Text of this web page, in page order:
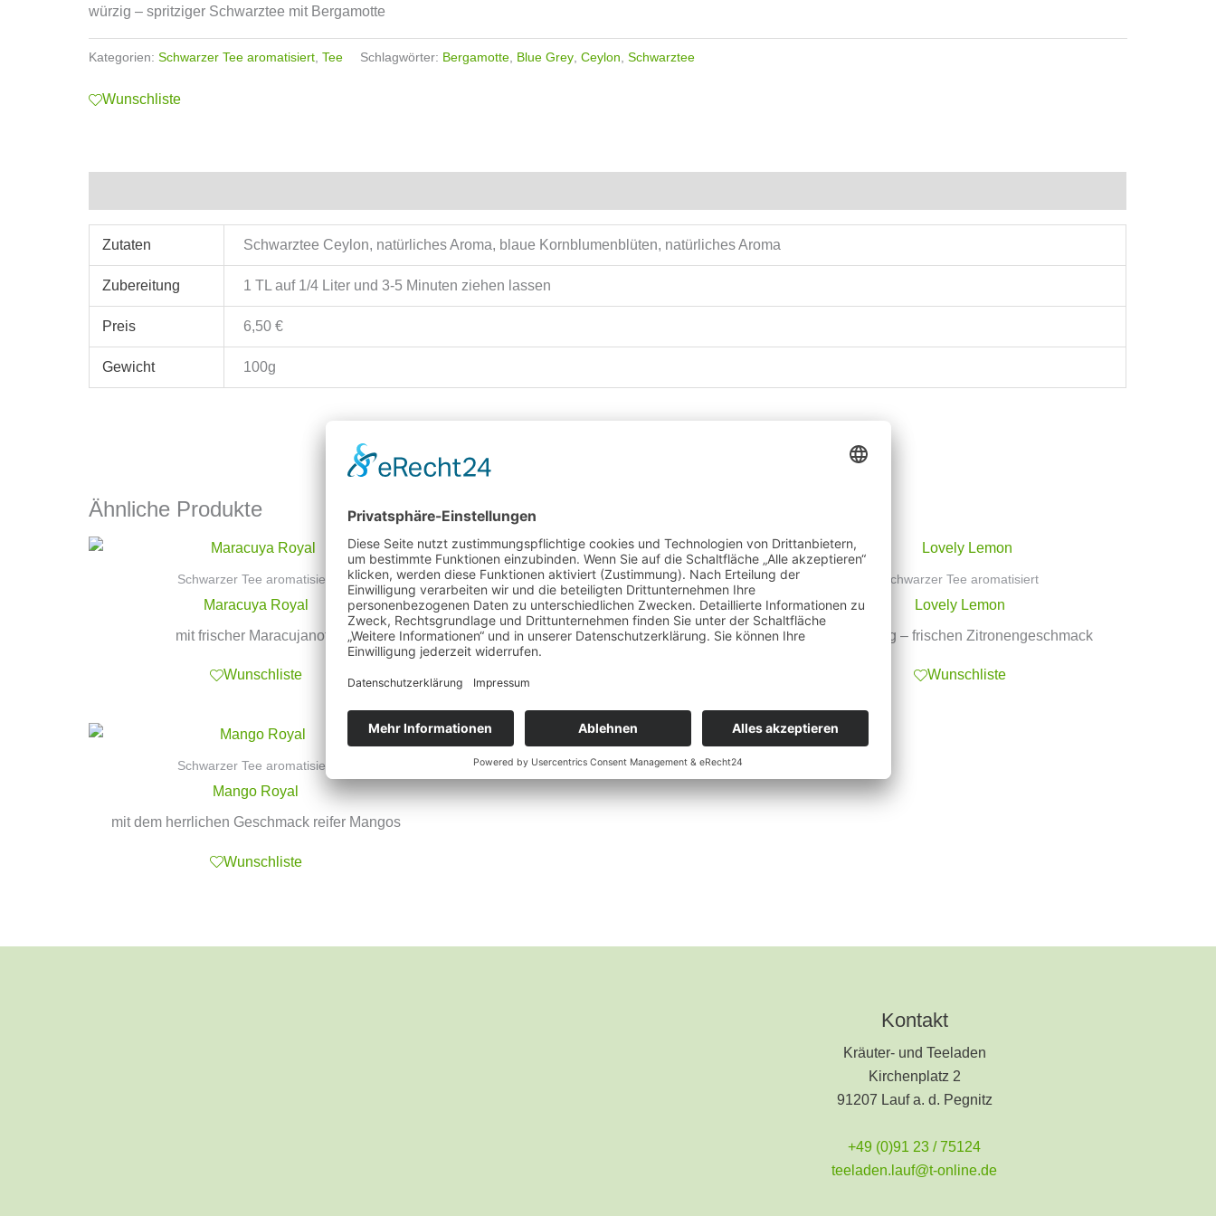
würzig – spritziger Schwarztee mit Bergamotte
Kategorien:Schwarzer Tee aromatisiert ,Tee Schlagwörter: Bergamotte Blue Grey ,Ceylon ,Schwarztee
Wunschliste
Zutaten Schwarztee Ceylon, natürliches Aroma, blaue Kornblumenblüten, natürliches Aroma
Zubereitung 1 TL auf 1/4 Liter und 3-5 Minuten ziehen lassen
Preis 6,50 €
Gewicht 100g
Ähnliche Produkte
Schwarzer Tee aromatisiert
Maracuya Royal
mit frischer Maracujanote
Wunschliste
Schwarzer Tee aromatisiert
Asia
mit Früchten und Kardamom
Schwarzer Tee aromatisiert
Lovely Lemon
mit spritzig – frischen Zitronengeschmack
Wunschliste
Schwarzer Tee aromatisiert
Mango Royal
mit dem herrlichen Geschmack reifer Mangos
Wunschliste
Kontakt
Kräuter- und Teeladen
Kirchenplatz 2
91207 Lauf a. d. Pegnitz
+49 (0)91 23 / 75124
teeladen.lauf@t-online.de